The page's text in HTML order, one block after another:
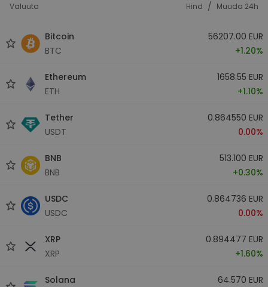
Valuuta Hind / Muuda 24h
Bitcoin
BTC
56207.00 EUR
+1.20%
Ethereum
ETH
1658.55 EUR
+1.10%
Tether
USDT
0.864550 EUR
0.00%
BNB
BNB
513.100 EUR
+0.30%
USDC
USDC
0.864736 EUR
0.00%
XRP
XRP
0.894477 EUR
+1.60%
Solana
64.570 EUR